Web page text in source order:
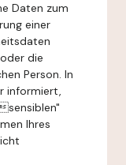
Daten zum
einer
die
Person. In
informiert,
sensiblen"
Ihres